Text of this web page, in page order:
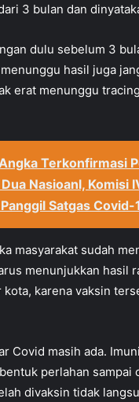
3 bulan dan
dulu sebelum 3
hasil juga
erat menunggu
Terkonfirmasi
Nasioanl, Komisi
Satgas Covid-
masyarakat sudah
menunjukkan hasil
karena vaksin
Covid masih ada.
perlahan sampai
divaksin tidak